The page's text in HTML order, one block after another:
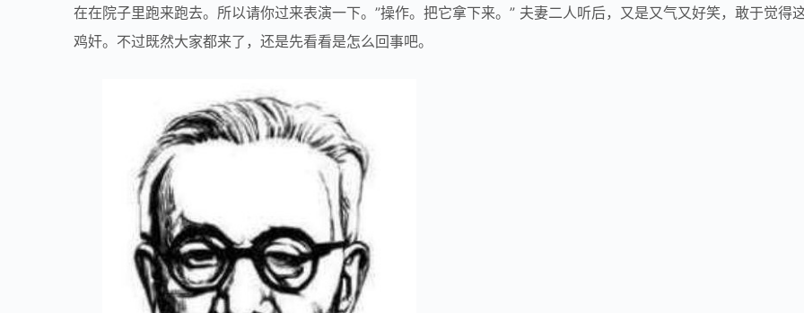
在在院子里跑来跑去。所以请你过来表演一下。”操作。把它拿下来。” 夫妻二人听后，又是又气又好笑，敢于觉得
鸡奸。不过既然大家都来了，还是先看看是怎么回事吧。